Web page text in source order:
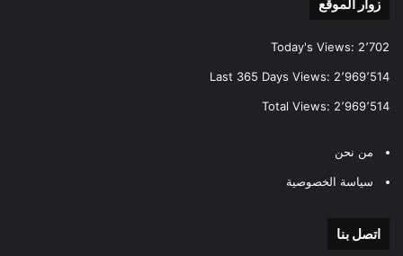
زوار الموقع
Today's Views: 2٬702
Last 365 Days Views: 2٬969٬514
Total Views: 2٬969٬514
من نحن
سياسة الخصوصية
اتصل بنا